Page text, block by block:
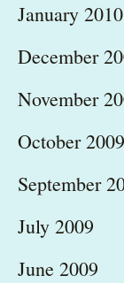
January 2010
December
November
October 2009
September
July 2009
June 2009